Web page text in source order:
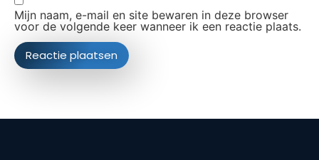
Mijn naam, e-mail en site bewaren in deze browser
voor de volgende keer wanneer ik een reactie plaats.